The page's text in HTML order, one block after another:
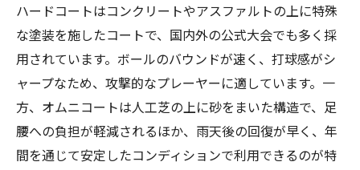
ハードコートはコンクリートやアスファルトの上に特殊
な塗装を施したコートで、国内外の公式大会でも多く採
用されています。ボールのバウンドが速く、打球感がシ
ャープなため、攻撃的なプレーヤーに適しています。一
方、オムニコートは人工芝の上に砂をまいた構造で、足
腰への負担が軽減されるほか、雨天後の回復が早く、年
間を通じて安定したコンディションで利用できるのが特